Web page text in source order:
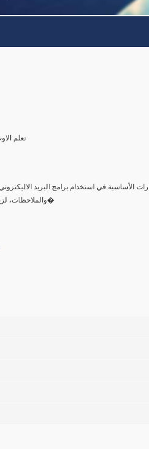
تعلم
الأساسية في استخدام برامج البريد
والملاحظات، لزيادة الإنتاجية في بيئة العمل، وإدارة المعلومات الشخصية بكفاءة وفعالية، وبنه�